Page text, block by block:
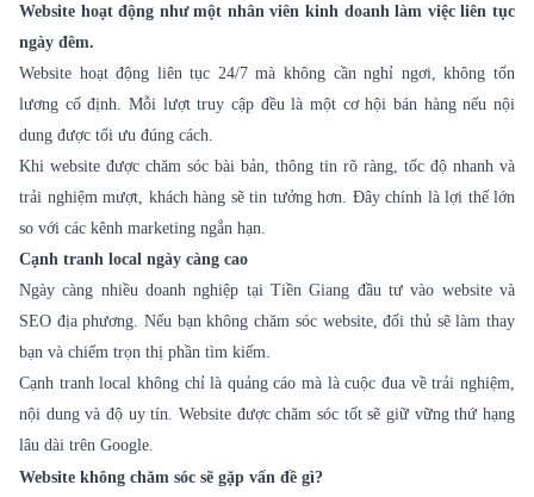
Website hoạt động như một nhân viên kinh doanh làm việc liên tục
ngày đêm.
Website hoạt động liên tục 24/7 mà không cần nghỉ ngơi, không tốn
lương cố định. Mỗi lượt truy cập đều là một cơ hội bán hàng nếu nội
dung được tối ưu đúng cách.
Khi website được chăm sóc bài bản, thông tin rõ ràng, tốc độ nhanh và
trải nghiệm mượt, khách hàng sẽ tin tưởng hơn. Đây chính là lợi thế lớn
so với các kênh marketing ngắn hạn.
Cạnh tranh local ngày càng cao
Ngày càng nhiều doanh nghiệp tại Tiền Giang đầu tư vào website và
SEO địa phương. Nếu bạn khôngchăm sóc website, đối thủ sẽ làm thay
bạn và chiếm trọn thị phần tìm kiếm.
Cạnh tranh local không chỉ là quảng cáo mà là cuộc đua về trải nghiệm,
nội dung và độ uy tín. Website được chăm sóc tốt sẽ giữ vững thứ hạng
lâu dài trên Google.
Website không chăm sóc sẽ gặp vấn đề gì?